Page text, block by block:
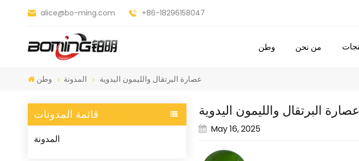
alice@bo-ming.com +86-18296158047
وطن من نحن
وطن المدونة عصارة البرتقال والليمون اليدوية
قائمة المدونات
المدونة
عصارة البرتقال والليمون اليدوية
May 16, 2025